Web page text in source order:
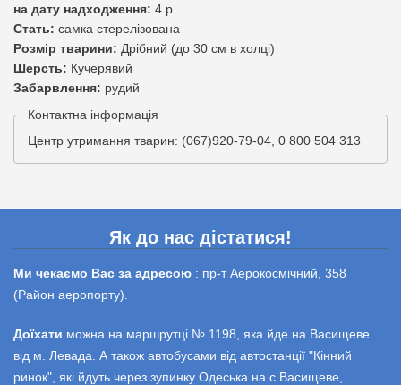
на дату надходження: 4 р
Стать: самка стерелізована
Розмір тварини: Дрібний (до 30 см в холці)
Шерсть: Кучерявий
Забарвлення: рудий
Контактна інформація
Центр утримання тварин: (067)920-79-04, 0 800 504 313
Як до нас дістатися!
Ми чекаємо Вас за адресою : пр-т Аерокосмічний, 358
(Район аеропорту).
Доїхати можна на маршрутці № 1198, яка йде на Васищеве
від м. Левада. А також автобусами від автостанції "Кінний
ринок", які йдуть через зупинку Одеська на с.Васищеве,